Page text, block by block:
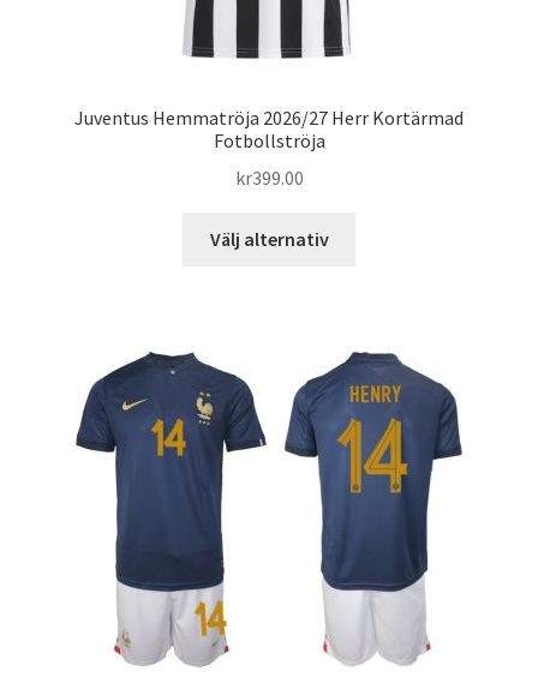
Juventus Hemmatröja 2026/27 Herr Kortärmad
Fotbollströja
kr399.00
Välj alternativ
varianter.
De
olika
alternativen
kan
produktsidan